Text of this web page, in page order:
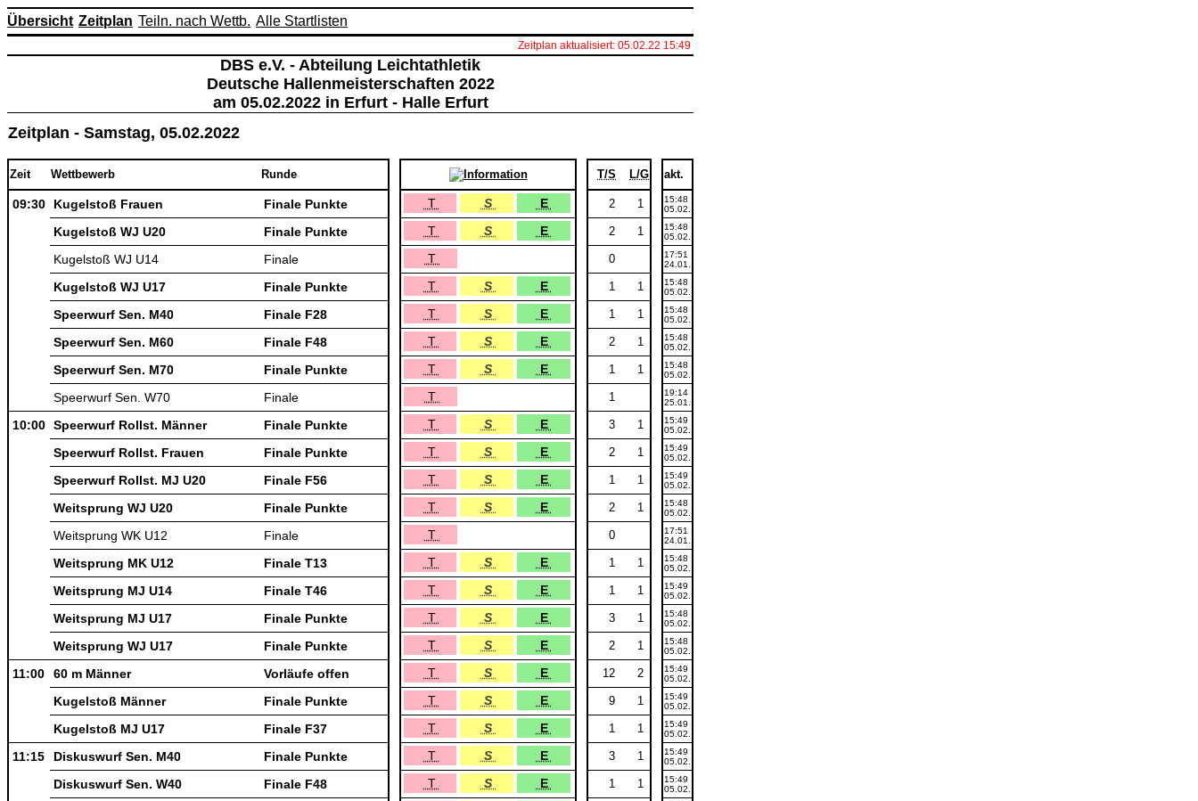
Übersicht Zeitplan Teiln. nach Wettb. Alle Startlisten
Zeitplan aktualisiert: 05.02.22 15:49
DBS e.V. - Abteilung Leichtathletik
Deutsche Hallenmeisterschaften 2022
am 05.02.2022 in Erfurt - Halle Erfurt
Zeitplan - Samstag, 05.02.2022
Zeit Wettbewerb Runde T/S L/G akt.
09:30 Kugelstoß Frauen Finale Punkte T S E 2 1
15:48
05.02.
Kugelstoß WJ U20 Finale Punkte T S E 2 1
15:48
05.02.
Kugelstoß WJ U14 Finale T 0
17:51
24.01.
Kugelstoß WJ U17 Finale Punkte T S E 1 1
15:48
05.02.
Speerwurf Sen. M40 Finale F28 T S E 1 1
15:48
05.02.
Speerwurf Sen. M60 Finale F48 T S E 2 1
15:48
05.02.
Speerwurf Sen. M70 Finale Punkte T S E 1 1
15:48
05.02.
Speerwurf Sen. W70 Finale T 1
19:14
25.01.
10:00 Speerwurf Rollst. Männer Finale Punkte T S E 3 1
15:49
05.02.
Speerwurf Rollst. Frauen Finale Punkte T S E 2 1
15:49
05.02.
Speerwurf Rollst. MJ U20 Finale F56 T S E 1 1
15:49
05.02.
Weitsprung WJ U20 Finale Punkte T S E 2 1
15:48
05.02.
Weitsprung WK U12 Finale T 0
17:51
24.01.
Weitsprung MK U12 Finale T13 T S E 1 1
15:48
05.02.
Weitsprung MJ U14 Finale T46 T S E 1 1
15:49
05.02.
Weitsprung MJ U17 Finale Punkte T S E 3 1
15:48
05.02.
Weitsprung WJ U17 Finale Punkte T S E 2 1
15:48
05.02.
11:00 60 m Männer Vorläufe offen T S E 12 2
15:49
05.02.
Kugelstoß Männer Finale Punkte T S E 9 1
15:49
05.02.
Kugelstoß MJ U17 Finale F37 T S E 1 1
15:49
05.02.
11:15 Diskuswurf Sen. M40 Finale Punkte T S E 3 1
15:49
05.02.
Diskuswurf Sen. W40 Finale F48 T S E 1 1
15:49
05.02.